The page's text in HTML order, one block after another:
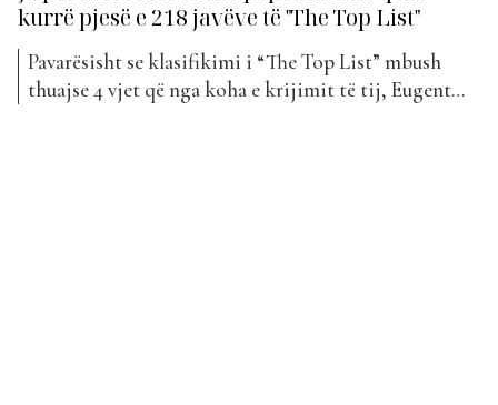
kurrë pjesë e 218 javëve të "The Top List"
Pavarësisht se klasifikimi i “The Top List” mbush
thuajse 4 vjet që nga koha e krijimit të tij, Eugent